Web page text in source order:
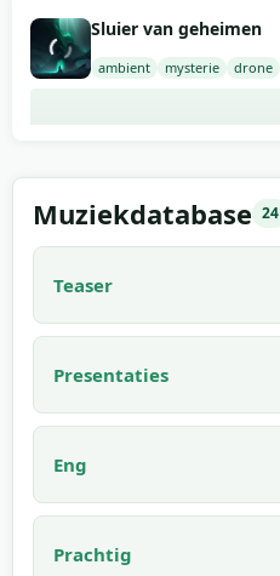
Sluier van geheimen
ambient mysterie drone
Muziekdatabase 24
Teaser
Presentaties
Eng
Prachtig